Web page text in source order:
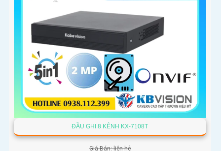
ĐẦU GHI 8 KÊNH KX-7108T
Giá Bán: liên hệ